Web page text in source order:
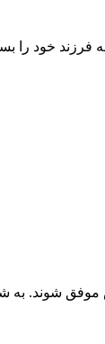
خود را
موفق